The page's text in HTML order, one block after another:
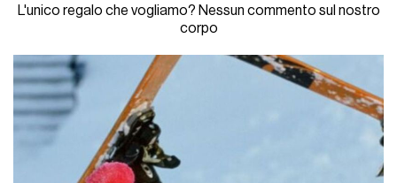
L'unico regalo che vogliamo? Nessun commento sul nostro
corpo